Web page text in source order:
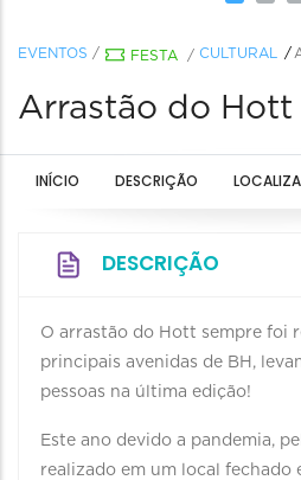
EVENTOS / FESTA / CULTURAL
Arrastão do Hott
INÍCIO DESCRIÇÃO
DESCRIÇÃO
O arrastão do Hott sempre foi
principais avenidas de BH,
pessoas na última edição!
Este ano devido a pandemia,
realizado em um local fechado